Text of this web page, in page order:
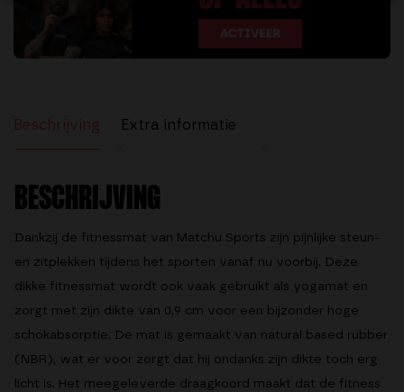
Beschrijving
Extra informatie
BESCHRIJVING
Dankzij de fitnessmat van Matchu Sports zijn pijnlijke steun-
en zitplekken tijdens het sporten vanaf nu voorbij. Deze
dikke fitnessmat wordt ook vaak gebruikt als yogamat en
zorgt met zijn dikte van 0,9 cm voor een bijzonder hoge
schokabsorptie. De mat is gemaakt van natural based rubber
(NBR), wat er voor zorgt dat hij ondanks zijn dikte toch erg
licht is. Het meegeleverde draagkoord maakt dat de fitness